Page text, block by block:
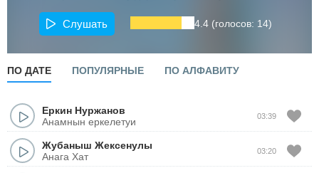
Слушать 4.4 (голосов: 14)
ПО ДАТЕ ПОПУЛЯРНЫЕ ПО АЛФАВИТУ
Еркин Нуржанов
Анамнын еркелетуи
03:39
Жубаныш Жексенулы
Анага Хат
03:20